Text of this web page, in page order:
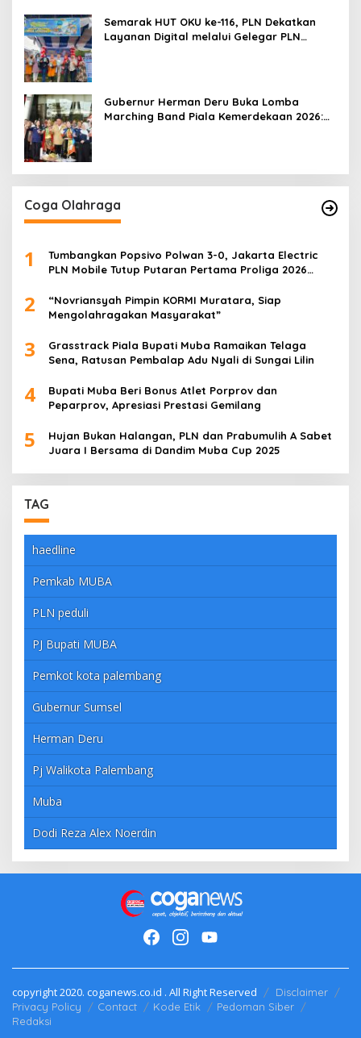
Semarak HUT OKU ke-116, PLN Dekatkan
Layanan Digital melalui Gelegar PLN
Gubernur Herman Deru Buka Lomba
Marching Band Piala Kemerdekaan 2026:
Coga Olahraga
1
Tumbangkan Popsivo Polwan 3-0, Jakarta Electric
PLN Mobile Tutup Putaran Pertama Proliga 2026
2
“Novriansyah Pimpin KORMI Muratara, Siap
Mengolahragakan Masyarakat”
3
Grasstrack Piala Bupati Muba Ramaikan Telaga
Sena, Ratusan Pembalap Adu Nyali di Sungai Lilin
4
Bupati Muba Beri Bonus Atlet Porprov dan
Peparprov, Apresiasi Prestasi Gemilang
5
Hujan Bukan Halangan, PLN dan Prabumulih A Sabet
Juara I Bersama di Dandim Muba Cup 2025
TAG
haedline
Pemkab MUBA
PLN peduli
PJ Bupati MUBA
Pemkot kota palembang
Gubernur Sumsel
Herman Deru
Pj Walikota Palembang
Muba
Dodi Reza Alex Noerdin
copyright 2020. coganews.co.id . All Right Reserved
Disclaimer
Privacy Policy
Contact Kode Etik
Pedoman Siber
Redaksi